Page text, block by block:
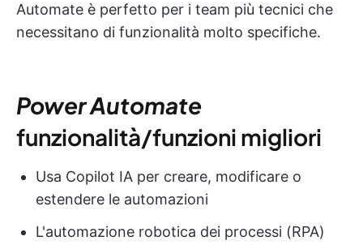
Automate è perfetto per i team più tecnici che
necessitano di funzionalità molto specifiche.
Power Automate
funzionalità/funzioni migliori
Usa Copilot IA per creare, modificare o
estendere le automazioni
L'automazione robotica dei processi (RPA)